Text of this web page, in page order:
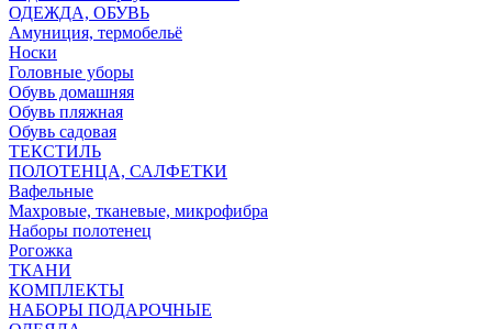
ОДЕЖДА, ОБУВЬ
Амуниция, термобельё
Носки
Головные уборы
Обувь домашняя
Обувь пляжная
Обувь садовая
ТЕКСТИЛЬ
ПОЛОТЕНЦА, САЛФЕТКИ
Вафельные
Махровые, тканевые, микрофибра
Наборы полотенец
Рогожка
ТКАНИ
КОМПЛЕКТЫ
НАБОРЫ ПОДАРОЧНЫЕ